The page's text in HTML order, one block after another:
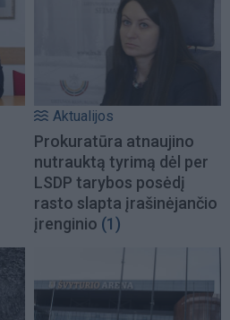
Aktualijos
Prokuratūra atnaujino
nutrauktą tyrimą dėl per
LSDP tarybos posėdį
rasto slapta įrašinėjančio
įrenginio (1)